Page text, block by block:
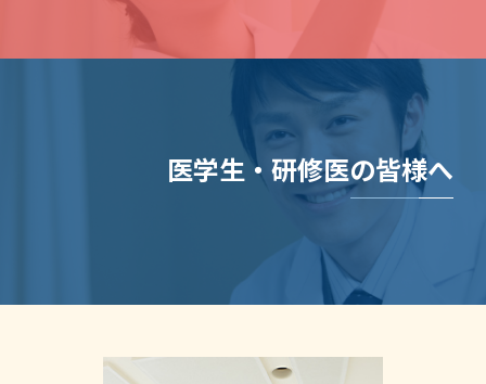
医学生・研修医の皆様へ